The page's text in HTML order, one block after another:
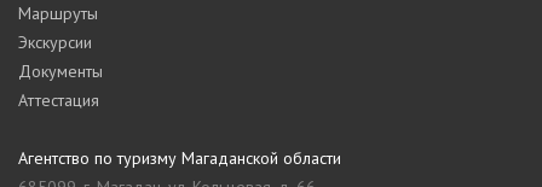
Маршруты
Экскурсии
Документы
Аттестация
Агентство по туризму Магаданской области